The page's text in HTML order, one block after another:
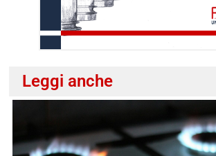
Leggi anche